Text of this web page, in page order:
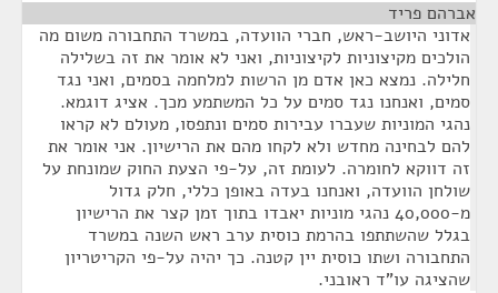
אברהם פריד
אדוני היושב-ראש, חברי הוועדה, במשרד התחבורה משום מה
הולכים מקיצוניות לקיצוניות, ואני לא אומר את זה בשלילה
חלילה. נמצא כאן אדם מן הרשות למלחמה בסמים, ואני נגד
סמים, ואנחנו נגד סמים על כל המשתמע מכך. אציג דוגמא.
נהגי המוניות שעברו עבירות סמים ונתפסו, מעולם לא קראו
להם לבחינה מחדש ולא לקחו מהם את הרישיון. אני אומר את
זה דווקא לחומרה. לעומת זה, על-פי הצעת החוק שמונחת על
שולחן הוועדה, ואנחנו בעדה באופן כללי, חלק גדול
מ-40,000 נהגי מוניות יאבדו בתוך זמן קצר את הרישיון
בגלל שהשתתפו בהרמת כוסית ערב ראש השנה במשרד
התחבורה ושתו כוסית יין קטנה. כך יהיה על-פי הקריטריון
שהציגה עו"ד ראובני.